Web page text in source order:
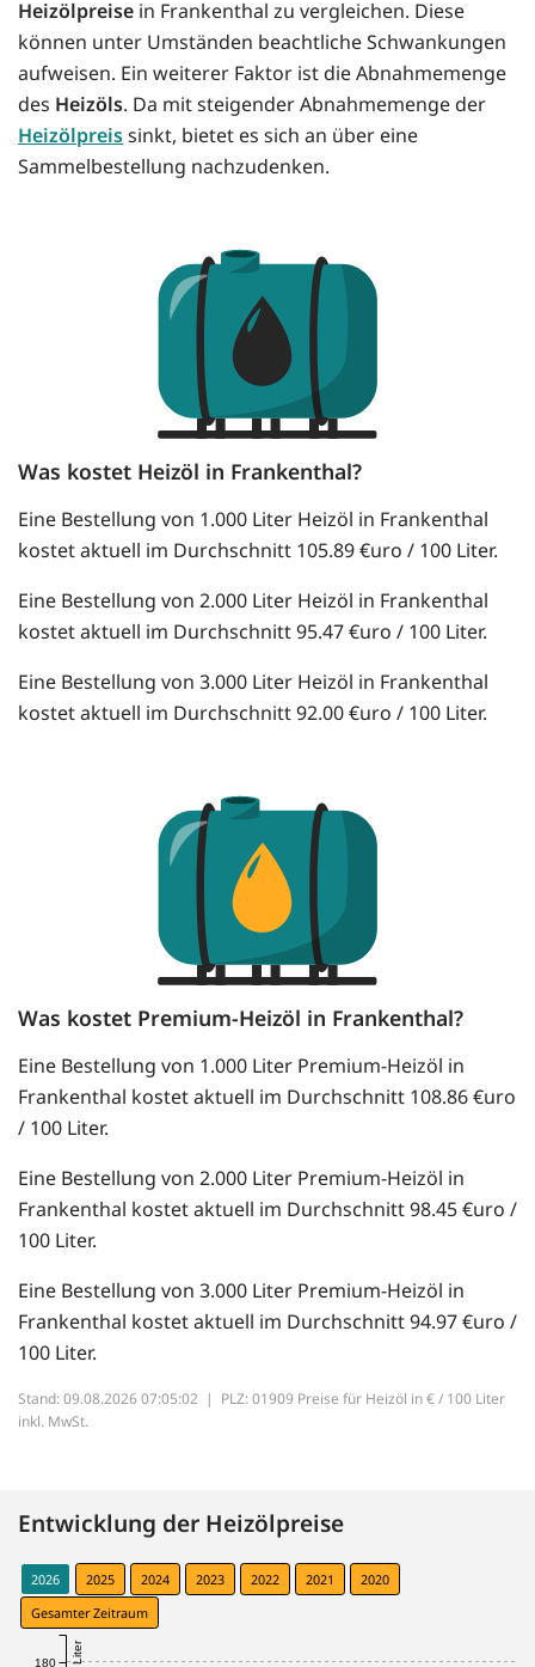
Heizölpreise in Frankenthal zu vergleichen. Diese
können unter Umständen beachtliche Schwankungen
aufweisen. Ein weiterer Faktor ist die Abnahmemenge
des Heizöls. Da mit steigender Abnahmemenge der
Heizölpreissinkt, bietet es sich an über eine
Sammelbestellung nachzudenken.
Was kostet Heizöl in Frankenthal?
Eine Bestellung von 1.000 Liter Heizöl in Frankenthal
kostet aktuell im Durchschnitt 105.89 €uro / 100 Liter.
Eine Bestellung von 2.000 Liter Heizöl in Frankenthal
kostet aktuell im Durchschnitt 95.47 €uro / 100 Liter.
Eine Bestellung von 3.000 Liter Heizöl in Frankenthal
kostet aktuell im Durchschnitt 92.00 €uro / 100 Liter.
Was kostet Premium-Heizöl in Frankenthal?
Eine Bestellung von 1.000 Liter Premium-Heizöl in
Frankenthal kostet aktuell im Durchschnitt 108.86 €uro
/ 100 Liter.
Eine Bestellung von 2.000 Liter Premium-Heizöl in
Frankenthal kostet aktuell im Durchschnitt 98.45 €uro /
100 Liter.
Eine Bestellung von 3.000 Liter Premium-Heizöl in
Frankenthal kostet aktuell im Durchschnitt 94.97 €uro /
100 Liter.
Stand: 09.08.2026 07:05:02 | PLZ: 01909 Preise für Heizöl in € / 100 Liter
inkl. MwSt.
Entwicklung der Heizölpreise
2026 2025 2024 2023 2022 2021
2020
Gesamter Zeitraum
180